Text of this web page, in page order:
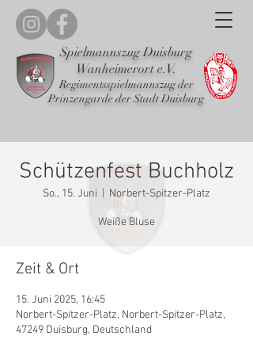
Spielmannszug Duisburg
Wanheimerort e.V.
Regimentsspielmannszug der
Prinzengarde der Stadt Duisburg
Schützenfest Buchholz
So., 15. Juni Norbert-Spitzer-Platz
Weiße Bluse
Zeit & Ort
15. Juni 2025, 16:45
Norbert-Spitzer-Platz, Norbert-Spitzer-Platz,
47249 Duisburg, Deutschland